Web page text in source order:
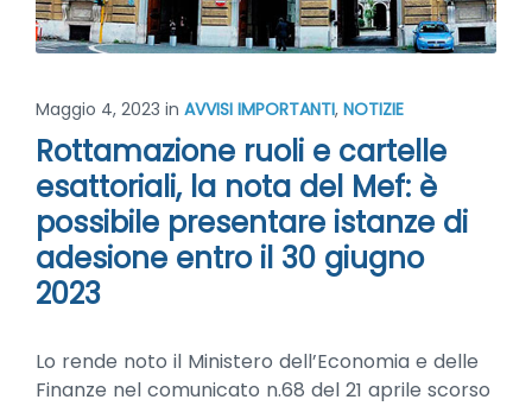
Maggio 4, 2023 in AVVISI IMPORTANTI, NOTIZIE
Rottamazione ruoli e cartelle
esattoriali, la nota del Mef: è
possibile presentare istanze di
adesione entro il 30 giugno
2023
Lo rende noto il Ministero dell’Economia e delle
Finanze nel comunicato n.68 del 21 aprile scorso